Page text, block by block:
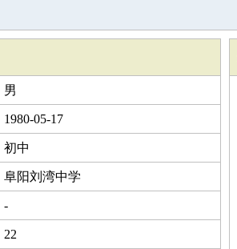
男
1980-05-17
初中
阜阳刘湾中学
-
22